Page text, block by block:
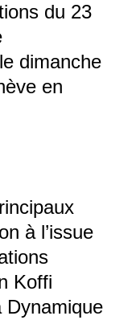
du 23
dimanche
en
à l’issue
Koffi
Dynamique